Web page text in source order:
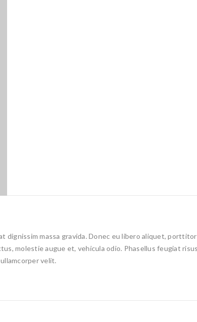
dignissim massa gravida. Donec eu libero aliquet,
molestie augue et, vehicula odio. Phasellus feugiat
velit.